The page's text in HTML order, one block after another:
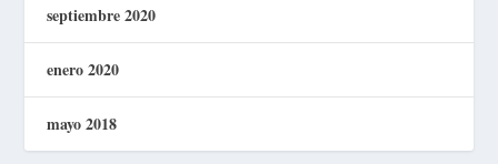
septiembre 2020
enero 2020
mayo 2018